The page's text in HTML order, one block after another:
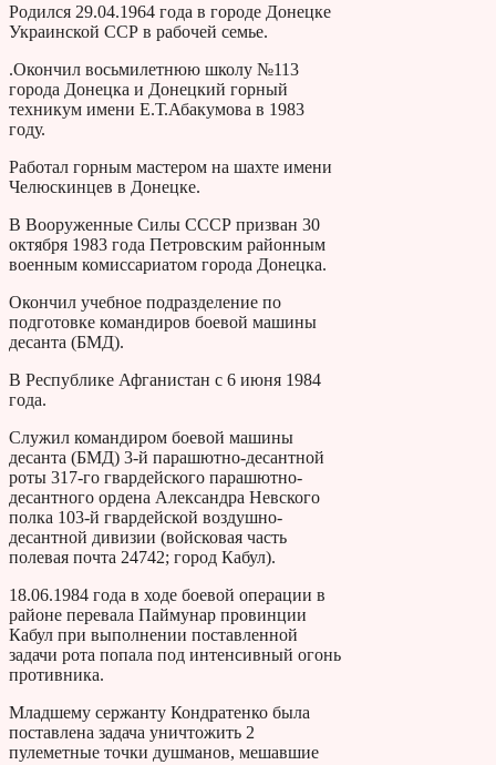
Родился 29.04.1964 года в городе Донецке
Украинской ССР в рабочей семье.
.Окончил восьмилетнюю школу №113
города Донецка и Донецкий горный
техникум имени Е.Т.Абакумова в 1983
году.
Работал горным мастером на шахте имени
Челюскинцев в Донецке.
В Вооруженные Силы СССР призван 30
октября 1983 года Петровским районным
военным комиссариатом города Донецка.
Окончил учебное подразделение по
подготовке командиров боевой машины
десанта (БМД).
В Республике Афганистан с 6 июня 1984
года.
Служил командиром боевой машины
десанта (БМД) 3-й парашютно-десантной
роты 317-го гвардейского парашютно-
десантного ордена Александра Невского
полка 103-й гвардейской воздушно-
десантной дивизии (войсковая часть
полевая почта 24742; город Кабул).
18.06.1984 года в ходе боевой операции в
районе перевала Паймунар провинции
Кабул при выполнении поставленной
задачи рота попала под интенсивный огонь
противника.
Младшему сержанту Кондратенко была
поставлена задача уничтожить 2
пулеметные точки душманов, мешавшие